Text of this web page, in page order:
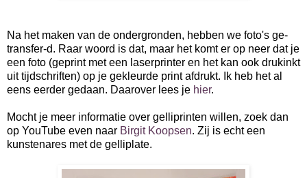
Na het maken van de ondergronden, hebben we foto's ge-
transfer-d. Raar woord is dat, maar het komt er op neer dat je
een foto (geprint met een laserprinter en het kan ook drukinkt
uit tijdschriften) op je gekleurde print afdrukt. Ik heb het al
eens eerder gedaan. Daarover lees je hier.
Mocht je meer informatie over gelliprinten willen, zoek dan
op YouTube even naar Birgit Koopsen. Zij is echt een
kunstenares met de gelliplate.